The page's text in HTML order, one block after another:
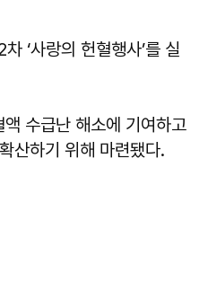
‘사랑의 헌혈행사’를 실
수급난 해소에 기여하고
산하기 위해 마련됐다.